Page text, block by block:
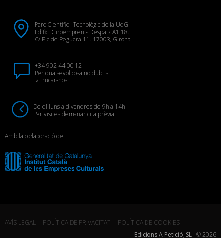
Parc Científic i Tecnològic de la UdG
Edifici Giroempren - Despatx A1.18.
C/ Pic de Peguera 11. 17003, Girona
+34 902 44 00 12
Per qualsevol cosa no dubtis
a trucar-nos
De dilluns a divendres de 9h a 14h
Per visites demanar cita prèvia
Amb la col·laboració de:
AVÍS LEGAL POLÍTICA DE PRIVACITAT
POLÍTICA DE COOKIES
Edicions A Petició, SL · ©2026